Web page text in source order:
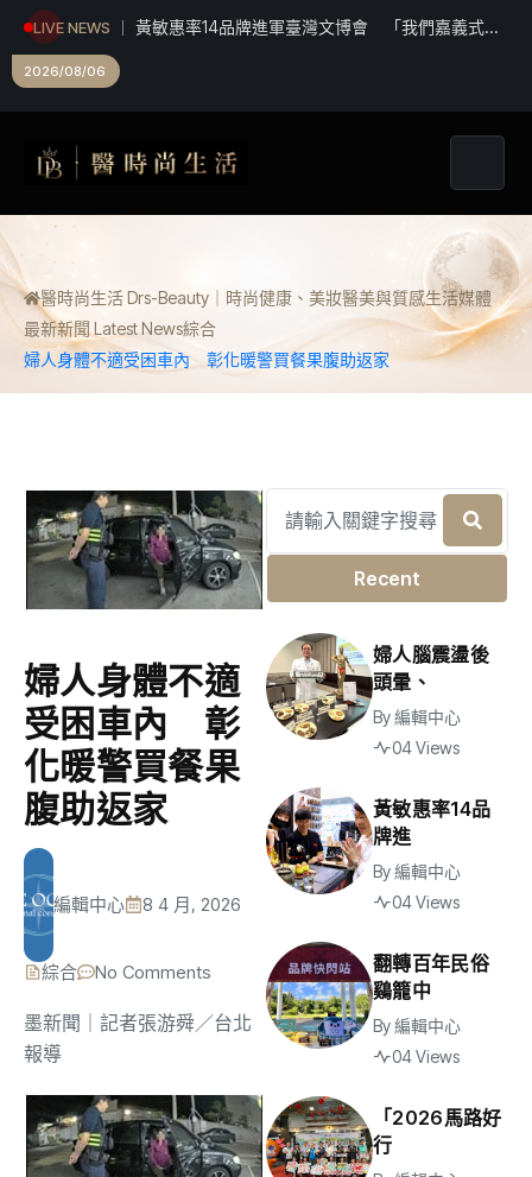
LIVE NEWS
黃敏惠率14品牌進軍臺灣文博會 「我們嘉義式」
2026/08/06
醫時尚生活 Drs-Beauty｜時尚健康、美妝醫美與質感生活媒體
最新新聞 Latest News綜合
婦人身體不適受困車內 彰化暖警買餐果腹助返家
婦人身體不適
受困車內 彰
化暖警買餐果
腹助返家
編輯中心 8 4 月, 2026
綜合 No Comments
墨新聞 ｜記者張游舜／台北
報導
Recent
婦人腦震盪後
頭暈、
By編輯中心
04 Views
黃敏惠率14品
牌進
By編輯中心
04 Views
翻轉百年民俗
鷄籠中
By編輯中心
04 Views
「2026馬路好
行